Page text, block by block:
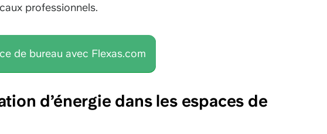
professionnels.
de bureau avec Flexas.com
d’énergie dans les espaces de